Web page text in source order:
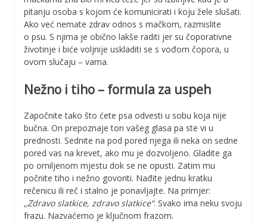
pitanju osoba s kojom će komunicirati i koju žele slušati.
Ako već nemate zdrav odnos s mačkom, razmislite
o psu. S njima je obično lakše raditi jer su čoporativne
životinje i biće voljnije uskladiti se s vođom čopora, u
ovom slučaju – vama.
Nežno i tiho – formula za uspeh
Započnite tako što ćete psa odvesti u sobu koja nije
bučna. On prepoznaje ton vašeg glasa pa ste vi u
prednosti. Sednite na pod pored njega ili neka on sedne
pored vas na krevet, ako mu je dozvoljeno. Gladite ga
po omiljenom mjestu dok se ne opusti. Zatim mu
počnite tiho i nežno govoriti. Nađite jednu kratku
rečenicu ili reč i stalno je ponavljajte. Na primjer:
„Zdravo slatkice, zdravo slatkice“. Svako ima neku svoju
frazu. Nazvaćemo je ključnom frazom.